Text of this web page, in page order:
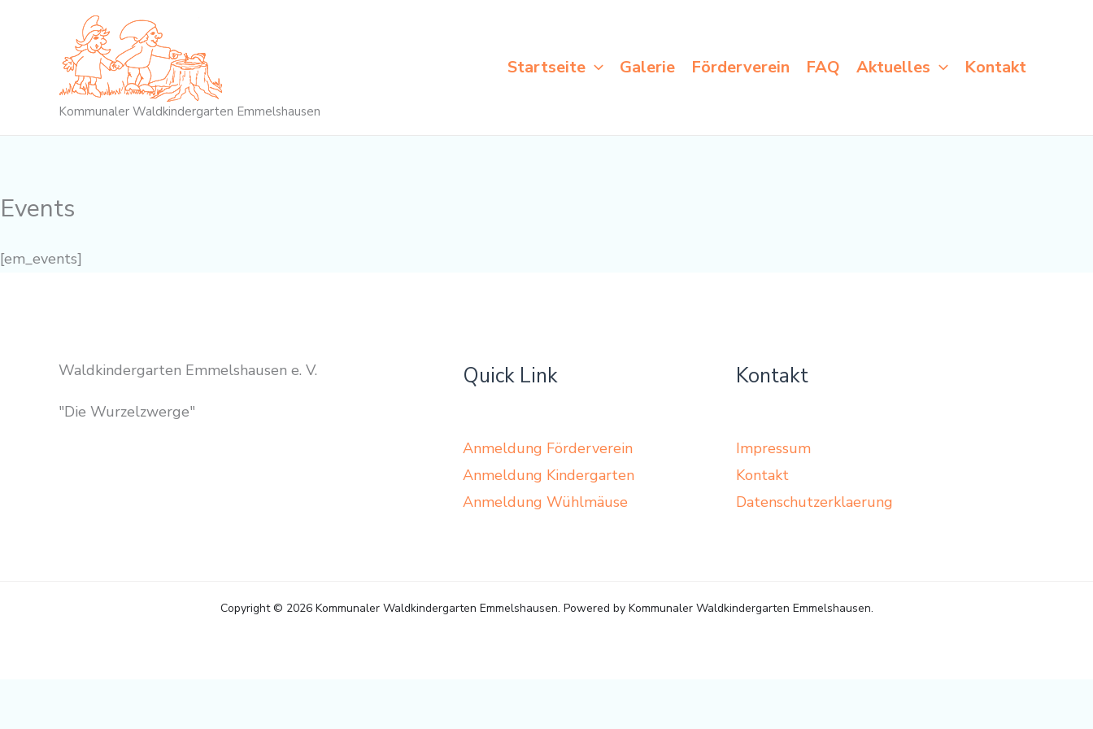
Kommunaler Waldkindergarten Emmelshausen
Startseite Galerie Förderverein FAQ Aktuelles Kontakt
Events
[em_events]
Waldkindergarten Emmelshausen e. V.
"Die Wurzelzwerge"
Quick Link
Anmeldung Förderverein
Anmeldung Kindergarten
Anmeldung Wühlmäuse
Kontakt
Impressum
Kontakt
Datenschutzerklaerung
Copyright © 2026 Kommunaler Waldkindergarten Emmelshausen. Powered by Kommunaler Waldkindergarten Emmelshausen.